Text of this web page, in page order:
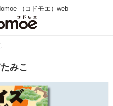
（コドモエ）web
みこ